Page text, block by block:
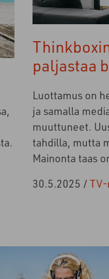
paljastaa
Luottamus on
ja samalla
muuttuneet.
tahdilla, mutta
Mainonta taas
30.5.2025 /